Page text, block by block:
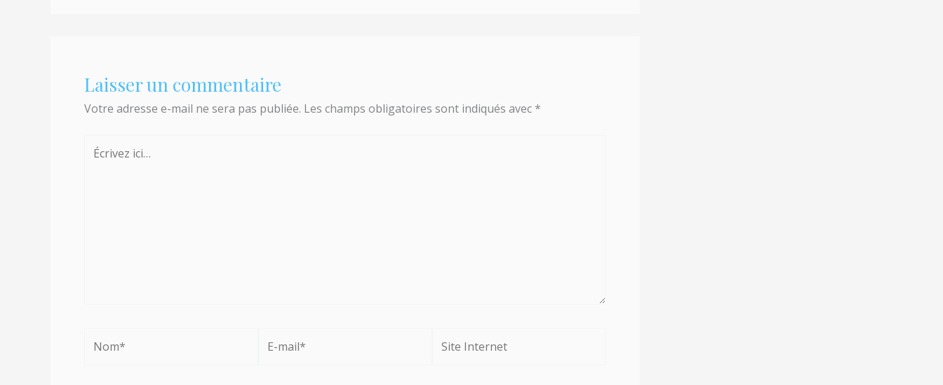
Laisser un commentaire
Votre adresse e-mail ne sera pas publiée. Les champs obligatoires sont indiqués avec *
Écrivez
ici…
mail*
Internet